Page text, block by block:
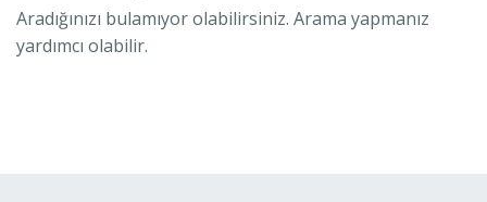
Aradığınızı bulamıyor olabilirsiniz. Arama yapmanız
yardımcı olabilir.